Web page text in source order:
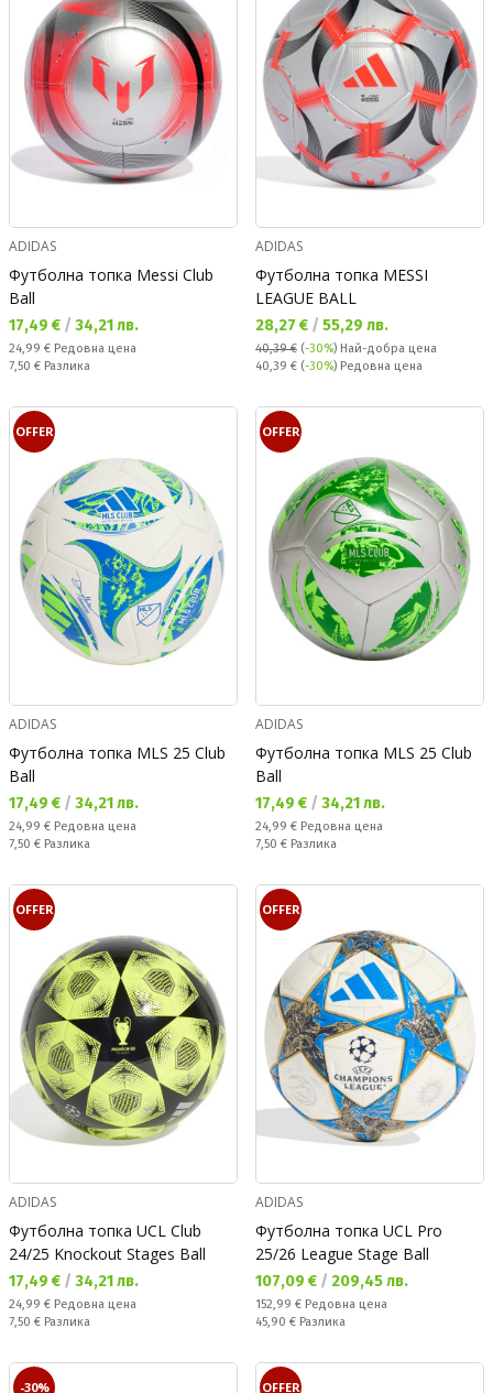
ADIDAS
Футболна топка Messi Club
Ball
Текуща цена:
17,49 € / 34,21 лв.
Редовна цена:
24,99 € Редовна цена
Спестявате:
7,50 € Разлика
ADIDAS
Футболна топка MESSI
LEAGUE BALL
Текуща цена:
28,27 € / 55,29 лв.
40,39 € (-30%) Най-добра цена
Редовна цена:
40,39 € (-30%) Редовна цена
OFFER
ADIDAS
Футболна топка MLS 25 Club
Ball
Текуща цена:
17,49 € / 34,21 лв.
Редовна цена:
24,99 € Редовна цена
Спестявате:
7,50 € Разлика
OFFER
ADIDAS
Футболна топка MLS 25 Club
Ball
Текуща цена:
17,49 € / 34,21 лв.
Редовна цена:
24,99 € Редовна цена
Спестявате:
7,50 € Разлика
OFFER
ADIDAS
Футболна топка UCL Club
24/25 Knockout Stages Ball
Текуща цена:
17,49 € / 34,21 лв.
Редовна цена:
24,99 € Редовна цена
Спестявате:
7,50 € Разлика
OFFER
ADIDAS
Футболна топка UCL Pro
25/26 League Stage Ball
Текуща цена:
107,09 € / 209,45 лв.
Редовна цена:
152,99 € Редовна цена
Спестявате:
45,90 € Разлика
-30% OFFER